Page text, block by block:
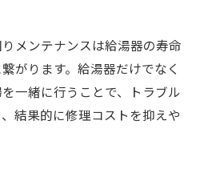
メンテナンスは給湯器の寿命
がります。給湯器だけでなく
一緒に行うことで、トラブル
結果的に修理コストを抑えや